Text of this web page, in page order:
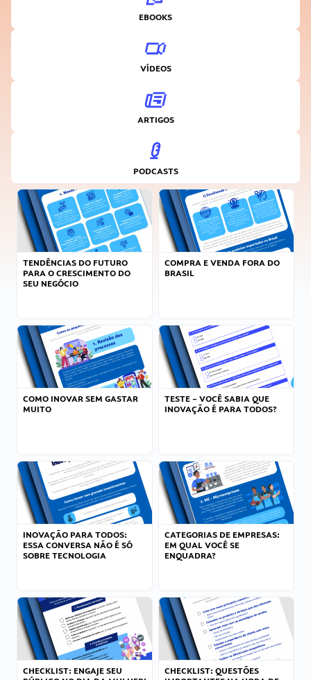
EBOOKS
VÍDEOS
ARTIGOS
PODCASTS
TENDÊNCIAS DO FUTURO
PARA O CRESCIMENTO DO
SEU NEGÓCIO
COMPRA E VENDA FORA DO
BRASIL
COMO INOVAR SEM GASTAR
MUITO
TESTE – VOCÊ SABIA QUE
INOVAÇÃO É PARA TODOS?
INOVAÇÃO PARA TODOS:
ESSA CONVERSA NÃO É SÓ
SOBRE TECNOLOGIA
CATEGORIAS DE EMPRESAS:
EM QUAL VOCÊ SE
ENQUADRA?
CHECKLIST: ENGAJE SEU
CHECKLIST: QUESTÕES